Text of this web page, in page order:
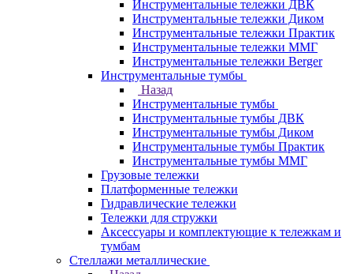
Инструментальные тележки ДВК
Инструментальные тележки Диком
Инструментальные тележки Практик
Инструментальные тележки ММГ
Инструментальные тележки Berger
Инструментальные тумбы
Назад
Инструментальные тумбы
Инструментальные тумбы ДВК
Инструментальные тумбы Диком
Инструментальные тумбы Практик
Инструментальные тумбы ММГ
Грузовые тележки
Платформенные тележки
Гидравлические тележки
Тележки для стружки
Аксесcуары и комплектующие к тележкам и
тумбам
Стеллажи металлические